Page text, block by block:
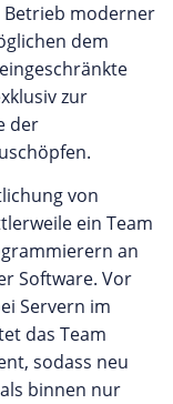
Betrieb moderner
dem
zur
der
von
ein Team
an
Software. Vor
Servern im
das Team
sodass neu
binnen nur